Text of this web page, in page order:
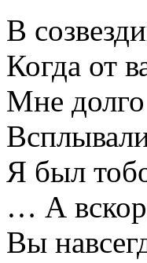
В
Когда от
Мне
Я был
… А
Вы